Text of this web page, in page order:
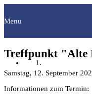
Menu
Treffpunkt "Alte
Samstag, 12. September
Informationen zum Termin: